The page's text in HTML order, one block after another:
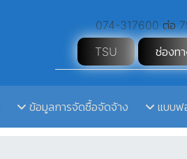
074-317600 ต่อ
TSU
ช่องท
ข้อมูลการจัดซื้อจัดจ้าง แบบฟ